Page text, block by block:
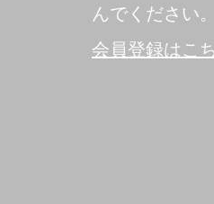
んでください
会員登録はこ